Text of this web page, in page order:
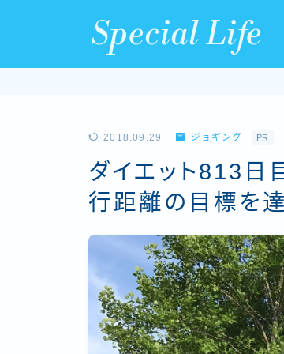
Special Life
2018.09.29 ジョギング PR
ダイエット813日
行距離の目標を達